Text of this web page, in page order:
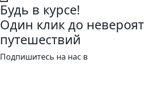
Будь в курсе!
Один клик до
путешествий
Подпишитесь на нас в